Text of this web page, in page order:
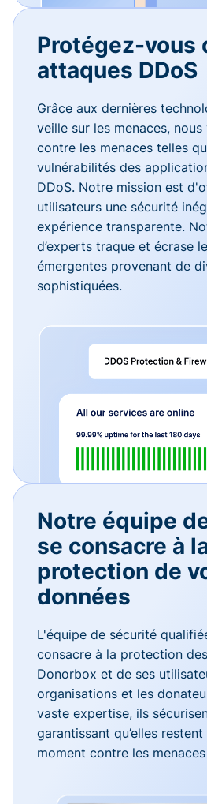
Protégez-vous
attaques DDoS
Grâce aux dernières
veille sur les menaces,
contre les menaces telles
vulnérabilités des
DDoS. Notre mission est
utilisateurs une sécurité
expérience transparente.
d’experts traque et écrase
émergentes provenant de
sophistiquées.
Notre équipe
se consacre à
protection de
données
L'équipe de sécurité
consacre à la protection
Donorbox et de ses
organisations et les
vaste expertise, ils
garantissant qu’elles
moment contre les